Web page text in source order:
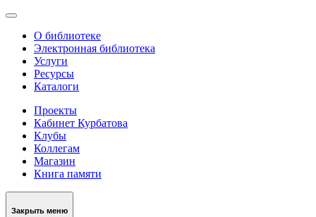
О библиотеке
Электронная библиотека
Услуги
Ресурсы
Каталоги
Проекты
Кабинет Курбатова
Клубы
Коллегам
Магазин
Книга памяти
Закрыть меню